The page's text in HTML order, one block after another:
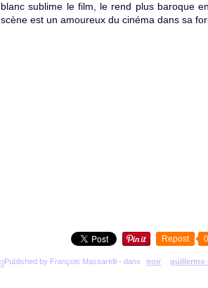
blanc sublime le film, le rend plus baroque
scène est un amoureux du cinéma dans sa
Repost 0
Published by François Massarelli - dans noir guillermo